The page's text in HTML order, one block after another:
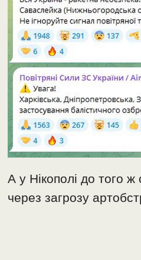
А у Нікополі до того
через загрозу